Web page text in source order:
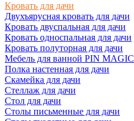
Кровать для дачи
Двухъярусная кровать для дачи
Кровать двуспальная для дачи
Кровать односпальная для дачи
Кровать полуторная для дачи
Мебель для ванной PIN MAGIC
Полка настенная для дачи
Скамейка для дачи
Стеллаж для дачи
Стол для дачи
Столы письменные для дачи